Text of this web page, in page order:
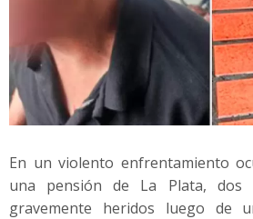
En un violento enfrentamiento
una pensión de La Plata, dos
gravemente heridos luego de